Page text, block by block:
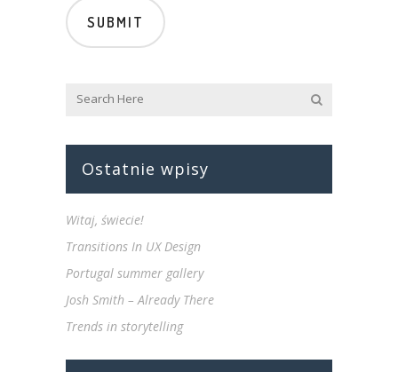
Ostatnie wpisy
Witaj, świecie!
Transitions In UX Design
Portugal summer gallery
Josh Smith – Already There
Trends in storytelling